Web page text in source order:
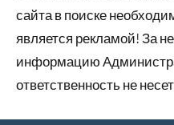
сайта в поиске
является рекламой! За
информацию
ответственность не